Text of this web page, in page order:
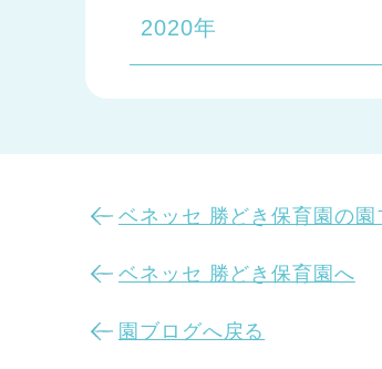
2020年
ベネッセ 勝どき保育園の園
ベネッセ 勝どき保育園へ
園ブログへ戻る